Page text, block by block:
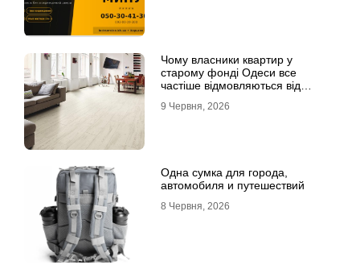
Чому власники квартир у
старому фонді Одеси все
частіше відмовляються від
9 Червня, 2026
Одна сумка для города,
автомобиля и путешествий
8 Червня, 2026